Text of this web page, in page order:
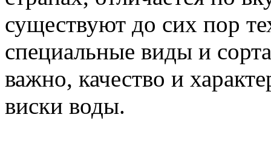
существуют до сих пор
специальные виды и
важно, качество и
виски воды.